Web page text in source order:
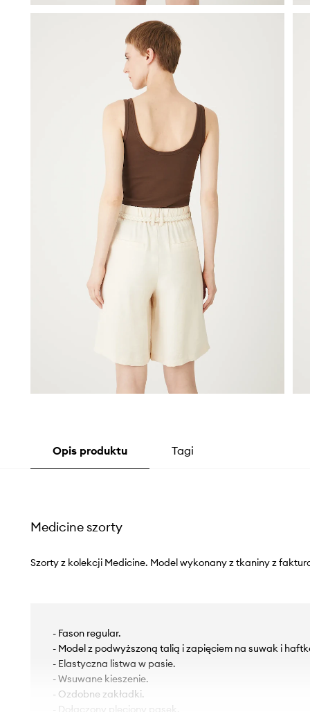
Opis produktu Tagi
Medicine szorty
Szorty z kolekcji Medicine. Model wykonany z tkaniny z
- Fason regular.
- Model z podwyższoną talią i zapięciem na suwak i
- Elastyczna listwa w pasie.
- Wsuwane kieszenie.
- Ozdobne zakładki.
- Dołączony pleciony pasek.